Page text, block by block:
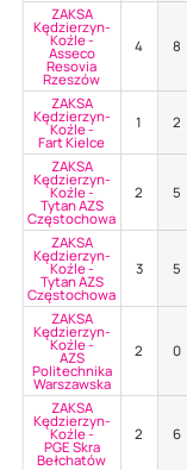
ZAKSA
Kędzierzyn-
Koźle -
Asseco
Resovia
Rzeszów
4 8
ZAKSA
Kędzierzyn-
Koźle -
Fart Kielce
1 2
ZAKSA
Kędzierzyn-
Koźle -
Tytan AZS
Częstochowa
2 5
ZAKSA
Kędzierzyn-
Koźle -
Tytan AZS
Częstochowa
3 5
ZAKSA
Kędzierzyn-
Koźle -
AZS
Politechnika
Warszawska
2 0
ZAKSA
Kędzierzyn-
Koźle -
PGE Skra
Bełchatów
2 6